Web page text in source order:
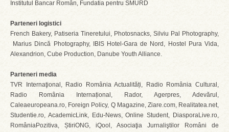
Institutul Bancar Român, Fundatia pentru SMURD
Parteneri logistici
French Bakery, Patiseria Tineretului, Photosnacks, Silviu Pal Photography,
Marius Dincă Photography, IBIS Hotel-Gara de Nord, Hostel Pura Vida,
Alexandrion, Cube Production, Danube Youth Alliance.
Parteneri media
TVR Internaţional, Radio România Actualități, Radio România Cultural,
Radio România Internațional, Rador, Agerpres, Adevărul,
Caleaeuropeana.ro, Foreign Policy, Q Magazine, Ziare.com, Realitatea.net,
Studentie.ro, AcademicLink, Edu-News, Online Student, DiasporaLive.ro,
RomâniaPozitiva, ȘtiriONG, iQool, Asociaţia Jurnaliştilor Români de